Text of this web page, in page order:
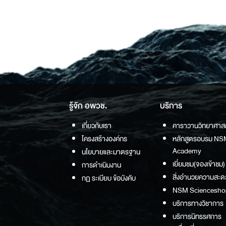
รู้จัก อพวช.
เกี่ยวกับเรา
โครงสร้างองค์กร
นโยบายและมาตรฐาน
การดำเนินงาน
กฏ ระเบียบ ข้อบังคับ
บริการ
คาราวานวิทยาศา
หลักสูตรอบรม
Academy
เยี่ยมชม(จองเข้าชม)
สิ่งอำนวยความสะ
NSM
บริการทางวิชาการ
บริการนิทรรศการ